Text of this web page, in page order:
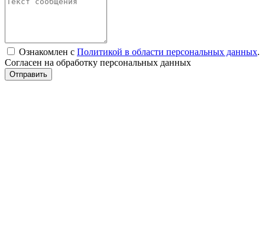
Ознакомлен с Политикой в области персональных данных.
Согласен на обработку персональных данных
Отправить